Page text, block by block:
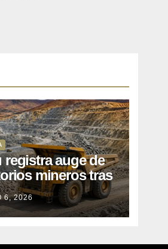
registra auge de
mineros tras
de más de
para
cobre y oro
6, 2026